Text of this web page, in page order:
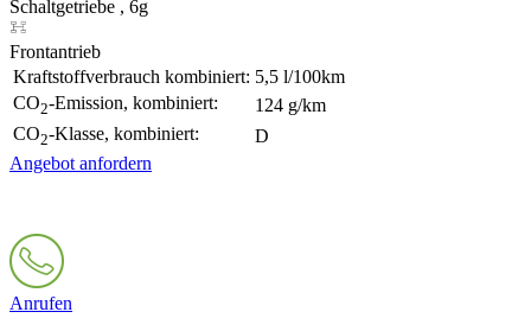
Schaltgetriebe , 6g
Frontantrieb
Kraftstoffverbrauch kombiniert: 5,5 l/100km
CO2-Emission, kombiniert:
124 g/km
CO2-Klasse, kombiniert:
D
Angebot anfordern
Anrufen